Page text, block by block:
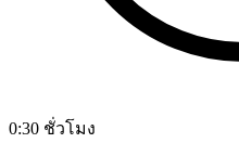
0:30 ชั่วโมง